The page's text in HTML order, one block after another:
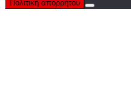
Πολιτική απορρήτου